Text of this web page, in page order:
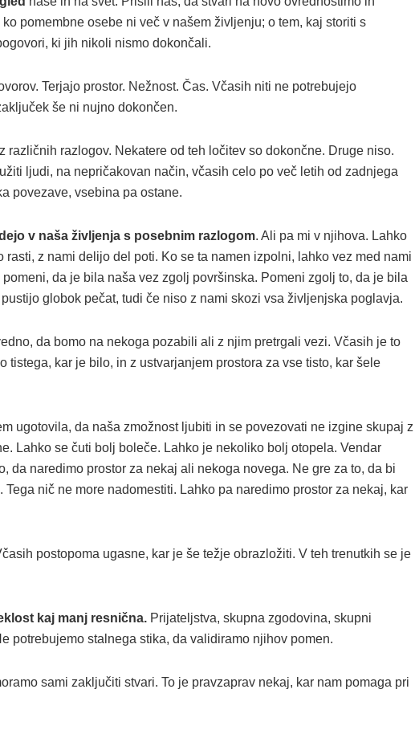
pomembne osebe ni več v našem življenju; o tem, kaj storiti s
ki jih nikoli nismo dokončali.
Terjajo prostor. Nežnost. Čas. Včasih niti ne potrebujejo
še ni nujno dokončen.
različnih razlogov. Nekatere od teh ločitev so dokončne. Druge niso.
ljudi, na nepričakovan način, včasih celo po več letih od zadnjega
povezave, vsebina pa ostane.
v naša življenja s posebnim razlogom. Ali pa mi v njihova. Lahko
rasti, z nami delijo del poti. Ko se ta namen izpolni, lahko vez med nami
da je bila naša vez zgolj površinska. Pomeni zgolj to, da je bila
globok pečat, tudi če niso z nami skozi vsa življenjska poglavja.
da bomo na nekoga pozabili ali z njim pretrgali vezi. Včasih je to
tistega, kar je bilo, in z ustvarjanjem prostora za vse tisto, kar šele
ugotovila, da naša zmožnost ljubiti in se povezovati ne izgine skupaj z
Lahko se čuti bolj boleče. Lahko je nekoliko bolj otopela. Vendar
da naredimo prostor za nekaj ali nekoga novega. Ne gre za to, da bi
nič ne more nadomestiti. Lahko pa naredimo prostor za nekaj, kar
postopoma ugasne, kar je še težje obrazložiti. V teh trenutkih se je
kaj manj resnična. Prijateljstva, skupna zgodovina, skupni
potrebujemo stalnega stika, da validiramo njihov pomen.
sami zaključiti stvari. To je pravzaprav nekaj, kar nam pomaga pri